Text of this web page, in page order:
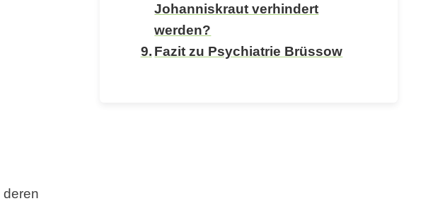
deren
Johanniskraut verhindert
werden?
Fazit zu Psychiatrie Brüssow